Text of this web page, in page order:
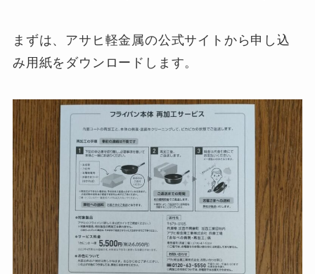
まずは、アサヒ軽金属の公式サイトから申し込
み用紙をダウンロードします。